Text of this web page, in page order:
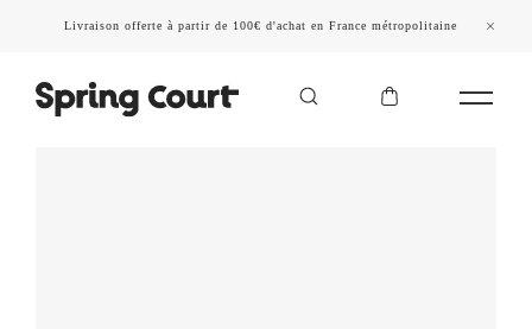
Livraison offerte à partir de 100€ d'achat en France métropolitaine